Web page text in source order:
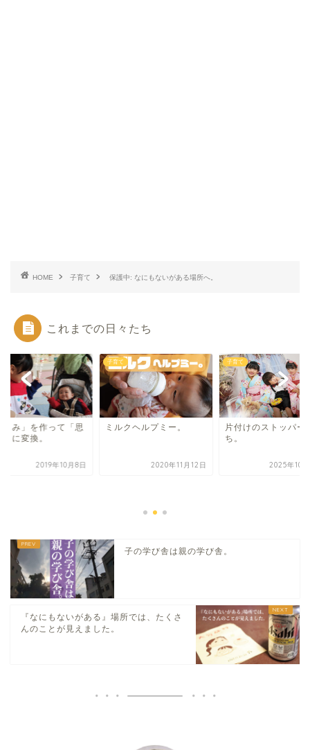
HOME 子育て 保護中: なにもないがある場所へ。
これまでの日々たち
しみ」を作って「思
に変換。
2019年10月8日
子育て
ミルクヘルプミー。
2020年11月12日
子育て
片付けのストッパー
ち。
2025年10
子の学び舎は親の学び舎。
『なにもないがある』場所では、たくさ
んのことが見えました。